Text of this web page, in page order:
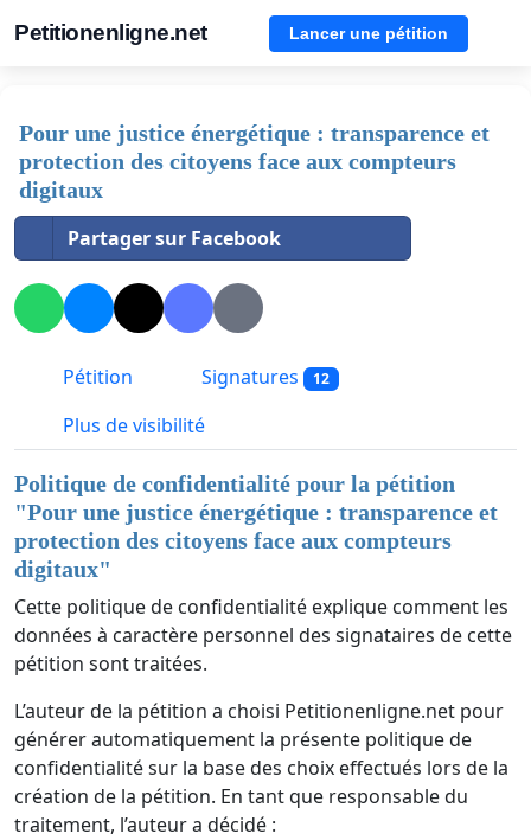
Petitionenligne.net Lancer une pétition
Pour une justice énergétique : transparence et
protection des citoyens face aux compteurs
digitaux
Partager sur Facebook
Pétition Signatures 12
Plus de visibilité
Politique de confidentialité pour la pétition
"Pour une justice énergétique : transparence et
protection des citoyens face aux compteurs
digitaux"
Cette politique de confidentialité explique comment les
données à caractère personnel des signataires de cette
pétition sont traitées.
L’auteur de la pétition a choisi Petitionenligne.net pour
générer automatiquement la présente politique de
confidentialité sur la base des choix effectués lors de la
création de la pétition. En tant que responsable du
traitement, l’auteur a décidé :